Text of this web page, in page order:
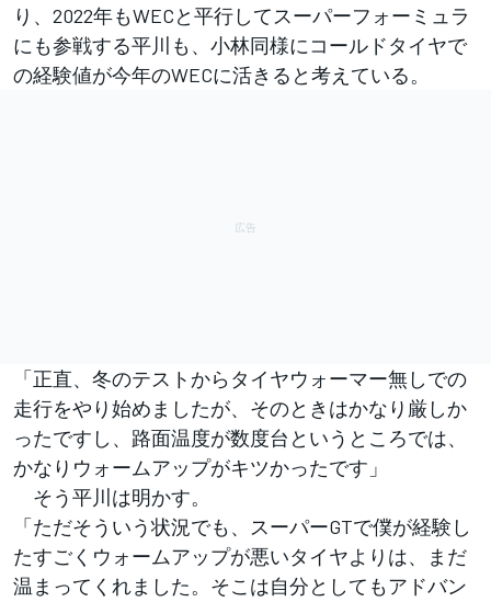
り、2022年もWECと平行してスーパーフォーミュラ
にも参戦する平川も、小林同様にコールドタイヤで
の経験値が今年のWECに活きると考えている。
「正直、冬のテストからタイヤウォーマー無しでの
走行をやり始めましたが、そのときはかなり厳しか
ったですし、路面温度が数度台というところでは、
かなりウォームアップがキツかったです」
そう平川は明かす。
「ただそういう状況でも、スーパーGTで僕が経験し
たすごくウォームアップが悪いタイヤよりは、まだ
温まってくれました。そこは自分としてもアドバン